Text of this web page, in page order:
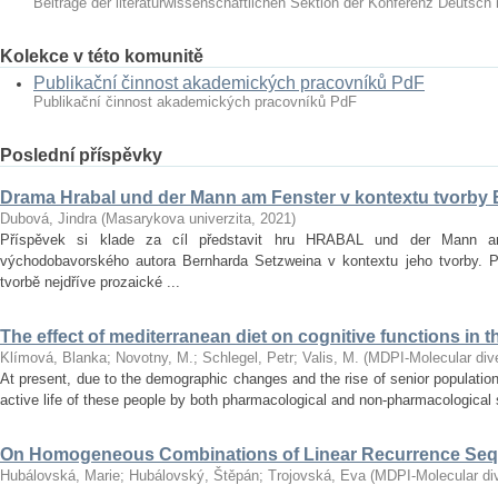
Kolekce v této komunitě
Publikační činnost akademických pracovníků PdF
Publikační činnost akademických pracovníků PdF
Poslední příspěvky
Drama Hrabal und der Mann am Fenster v kontextu tvorby
Dubová, Jindra (Masarykova univerzita, 2021)
Příspěvek si klade za cíl představit hru HRABAL und der Mann
východobavorského autora Bernharda Setzweina v kontextu jeho tvorby.
tvorbě nejdříve prozaické ...
The effect of mediterranean diet on cognitive functions in
Klímová, Blanka; Novotny, M.; Schlegel, Petr; Valis, M. (MDPI-Molecular
At present, due to the demographic changes and the rise of senior
active life of these people by both pharmacological and
On Homogeneous Combinations of Linear Recurrence
Hubálovská, Marie; Hubálovský, Štěpán; Trojovská, Eva (MDPI-Molecular